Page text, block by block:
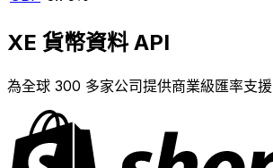
XE 貨幣資料 API
為全球 300 多家公司提供商業級匯率支援